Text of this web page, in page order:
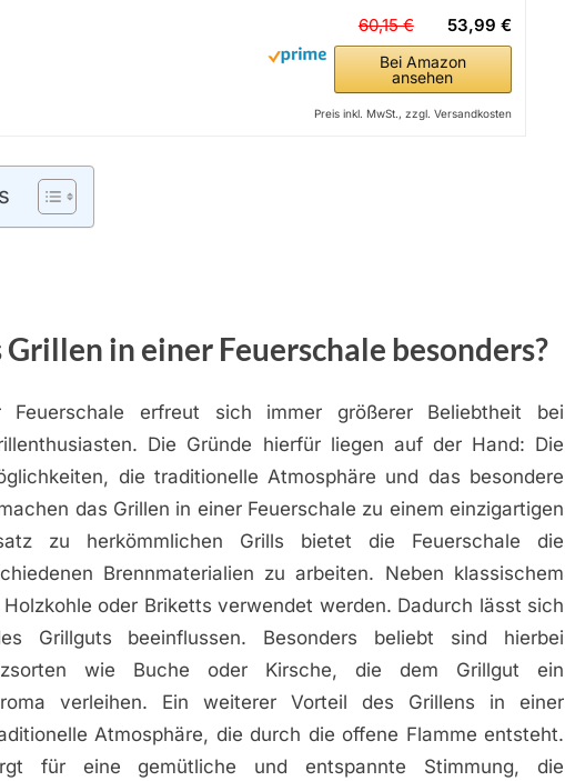
53,99 €
60,15 €
Bei Amazon
ansehen
Preis inkl. MwSt., zzgl. Versandkosten
in einer Feuerschale besonders?
erfreut sich immer größerer Beliebtheit bei
Die Gründe hierfür liegen auf der Hand: Die
die traditionelle Atmosphäre und das besondere
das Grillen in einer Feuerschale zu einem einzigartigen
zu herkömmlichen Grills bietet die Feuerschale die
Brennmaterialien zu arbeiten. Neben klassischem
oder Briketts verwendet werden. Dadurch lässt sich
Grillguts beeinflussen. Besonders beliebt sind hierbei
wie Buche oder Kirsche, die dem Grillgut ein
verleihen. Ein weiterer Vorteil des Grillens in einer
Atmosphäre, die durch die offene Flamme entsteht.
für eine gemütliche und entspannte Stimmung, die